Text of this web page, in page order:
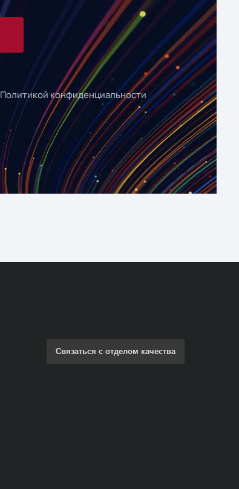
Политикой конфиденциальности
Связаться с отделом качества